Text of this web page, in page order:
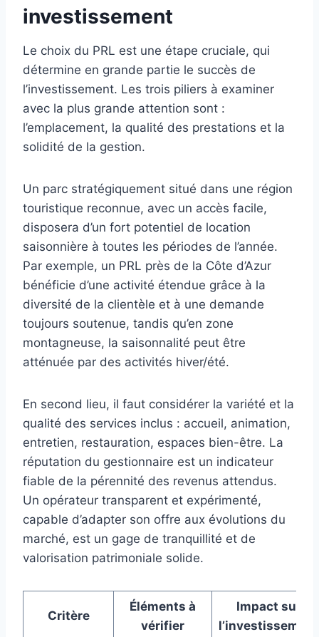
investissement
Le choix du PRL est une étape cruciale, qui
détermine en grande partie le succès de
l’investissement. Les trois piliers à examiner
avec la plus grande attention sont :
l’emplacement, la qualité des prestations et la
solidité de la gestion.
Un parc stratégiquement situé dans une région
touristique reconnue, avec un accès facile,
disposera d’un fort potentiel de location
saisonnière à toutes les périodes de l’année.
Par exemple, un PRL près de la Côte d’Azur
bénéficie d’une activité étendue grâce à la
diversité de la clientèle et à une demande
toujours soutenue, tandis qu’en zone
montagneuse, la saisonnalité peut être
atténuée par des activités hiver/été.
En second lieu, il faut considérer la variété et la
qualité des services inclus : accueil, animation,
entretien, restauration, espaces bien-être. La
réputation du gestionnaire est un indicateur
fiable de la pérennité des revenus attendus.
Un opérateur transparent et expérimenté,
capable d’adapter son offre aux évolutions du
marché, est un gage de tranquillité et de
valorisation patrimoniale solide.
Critère
Éléments à
vérifier
Impact sur
l’investissement